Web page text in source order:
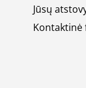
Jūsų
Kontaktinė